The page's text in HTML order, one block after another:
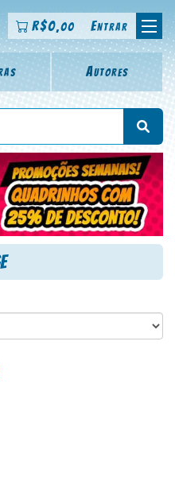
R$0,00 Entrar
Autores
série, escritor,